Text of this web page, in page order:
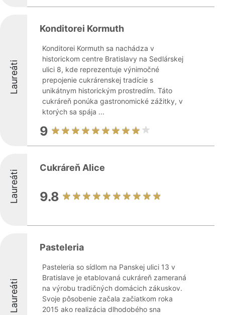
Laureáti
Konditorei Kormuth
Konditorei Kormuth sa nachádza v
historickom centre Bratislavy na Sedlárskej
ulici 8, kde reprezentuje výnimočné
prepojenie cukrárenskej tradície s
unikátnym historickým prostredím. Táto
cukráreň ponúka gastronomické zážitky, v
ktorých sa spája ...
9
Laureáti
Cukráreň Alice
9.8
Laureáti
Pasteleria
Pasteleria so sídlom na Panskej ulici 13 v
Bratislave je etablovaná cukráreň zameraná
na výrobu tradičných domácich zákuskov.
Svoje pôsobenie začala začiatkom roka
2015 ako realizácia dlhodobého sna